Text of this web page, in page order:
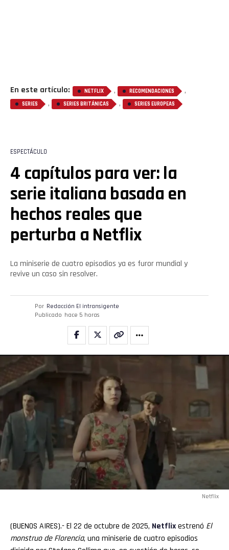
En este artículo: NETFLIX , RECOMENDACIONES ,
SERIES , SERIES BRITÁNICAS , SERIES EUROPEAS
ESPECTÁCULO
4 capítulos para ver: la
serie italiana basada en
hechos reales que
perturba a Netflix
La miniserie de cuatro episodios ya es furor mundial y
revive un caso sin resolver.
Por Redacción El intransigente
Publicado hace 5 horas
Netflix
(BUENOS AIRES).- El 22 de octubre de 2025, Netflixestrenó El
monstruo de Florencia, una miniserie de cuatro episodios